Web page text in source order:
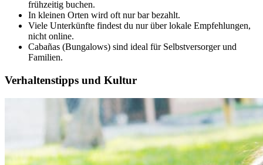
frühzeitig buchen.
In kleinen Orten wird oft nur bar bezahlt.
Viele Unterkünfte findest du nur über lokale Empfehlungen,
nicht online.
Cabañas (Bungalows) sind ideal für Selbstversorger und
Familien.
Verhaltenstipps und Kultur